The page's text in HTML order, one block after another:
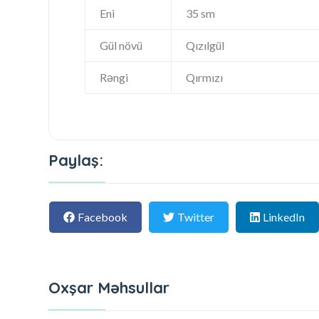
Eni 35 sm
Gül növü Qızılgül
Rəngi Qırmızı
Paylaş:
Facebook Twitter LinkedIn
Oxşar Məhsullar